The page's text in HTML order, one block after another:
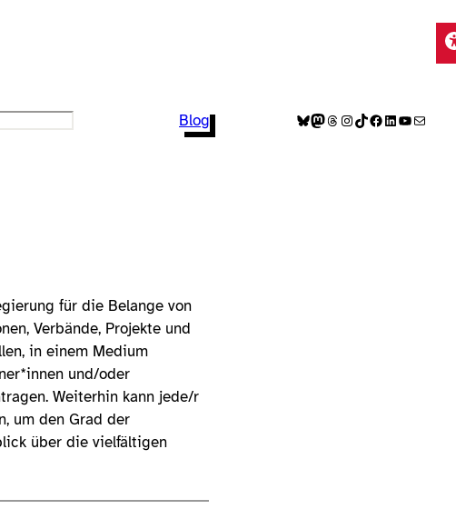
Blog Bluesky Mastodon Threads Instagram TikTok Facebook LinkedIn YouTube E-Mail
für die Belange von
Verbände, Projekte und
in einem Medium
und/oder
Weiterhin kann jede/r
um den Grad der
über die vielfältigen